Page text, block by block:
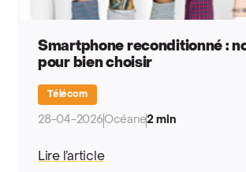
Smartphone reconditionné :
pour bien choisir
Télécom
28-04-2026Océane2 min
Lire l’article